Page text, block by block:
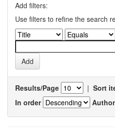
Add filters:
Use filters to refine the search
Results/Page | Sort
In order